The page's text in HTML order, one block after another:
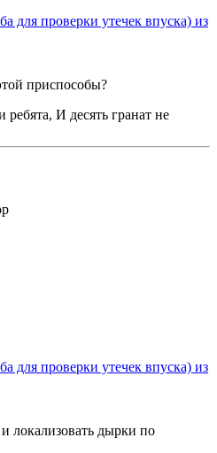
для проверки утечек впуска) из
приспособы?
И десять гранат не
для проверки утечек впуска) из
локализовать дырки по